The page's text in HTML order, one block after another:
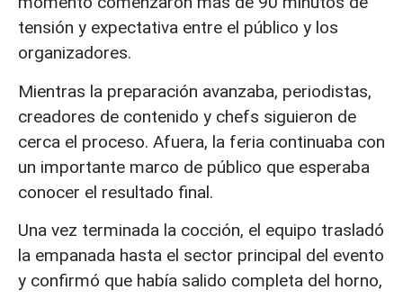
tensión y expectativa entre el público y los
organizadores.
Mientras la preparación avanzaba, periodistas,
creadores de contenido y chefs siguieron de
cerca el proceso. Afuera, la feria continuaba con
un importante marco de público que esperaba
conocer el resultado final.
Una vez terminada la cocción, el equipo trasladó
la empanada hasta el sector principal del evento
y confirmó que había salido completa del horno,